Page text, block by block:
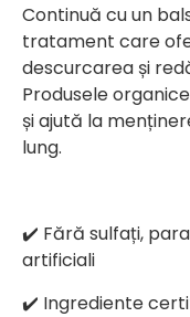
Continuă cu un
tratament care
descurcarea și
Produsele
și ajută la
lung.
✔️ Fără sulfați,
artificiali
✔️ Ingrediente